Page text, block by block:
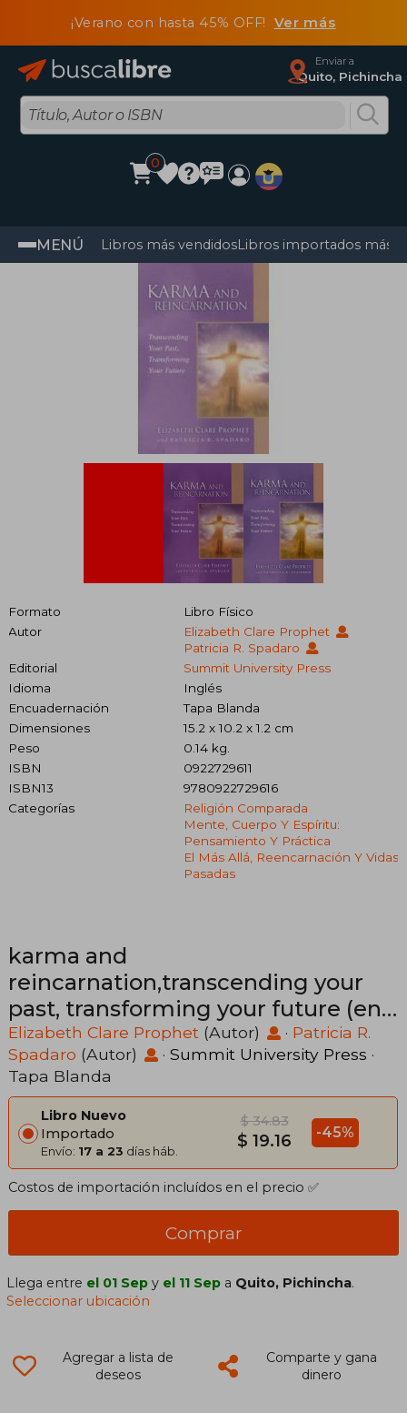
¡Verano con hasta 45% OFF! Ver más
Enviar a
Quito, Pichincha
0
MENÚ Libros más vendidosLibros importados más
Formato
Libro Físico
Autor
Elizabeth Clare Prophet
Patricia R. Spadaro
Editorial
Summit University Press
Idioma
Inglés
Encuadernación
Tapa Blanda
Dimensiones
15.2 x 10.2 x 1.2 cm
Peso
0.14 kg.
ISBN
0922729611
ISBN13
9780922729616
Categorías
Religión Comparada
Mente, Cuerpo Y Espíritu:
Pensamiento Y Práctica
El Más Allá, Reencarnación Y Vidas
Pasadas
karma and
reincarnation,transcending your
past, transforming your future (en
Inglés)
Elizabeth Clare Prophet (Autor) · Patricia R.
Spadaro (Autor) · Summit University Press ·
Tapa Blanda
Libro Nuevo
Importado
Envío: 17 a 23 días háb.
$ 34.83
$ 19.16 -45%
Costos de importación incluídos en el precio ✅
Comprar
Llega entre el 01 Sep y el 11 Sep a Quito, Pichincha.
Seleccionar ubicación
Agregar a lista de
deseos
Comparte y gana
dinero